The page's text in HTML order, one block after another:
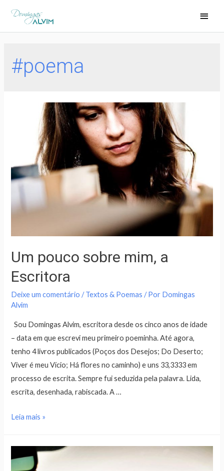
#poema
Um pouco sobre mim, a
Escritora
Deixe um comentário /Textos & Poemas / Por Domingas
Alvim
Sou Domingas Alvim, escritora desde os cinco anos de idade
– data em que escrevi meu primeiro poeminha. Até agora,
tenho 4 livros publicados (Poços dos Desejos; Do Deserto;
Viver é meu Vício; Há flores no caminho) e uns 33,3333 em
processo de escrita. Sempre fui seduzida pela palavra. Lida,
escrita, desenhada, rabiscada. A …
Leia mais »